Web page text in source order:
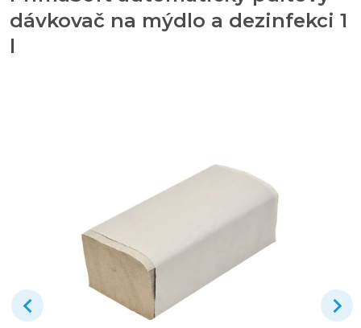
dávkovač na mýdlo a dezinfekci 1
l